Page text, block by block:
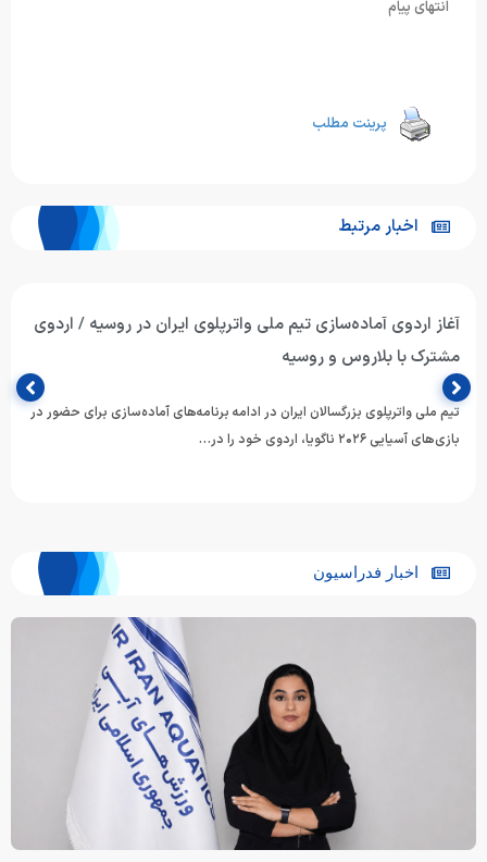
انتهای پیام
پرینت مطلب
اخبار مرتبط
آغاز اردوی آماده‌سازی تیم ملی واترپلوی ایران در روسیه / اردوی
مشترک با بلاروس و روسیه
تیم ملی واترپلوی بزرگسالان ایران در ادامه برنامه‌های آماده‌سازی برای حضور در
بازی‌های آسیایی ۲۰۲۶ ناگویا، اردوی خود را در…
اخبار فدراسیون